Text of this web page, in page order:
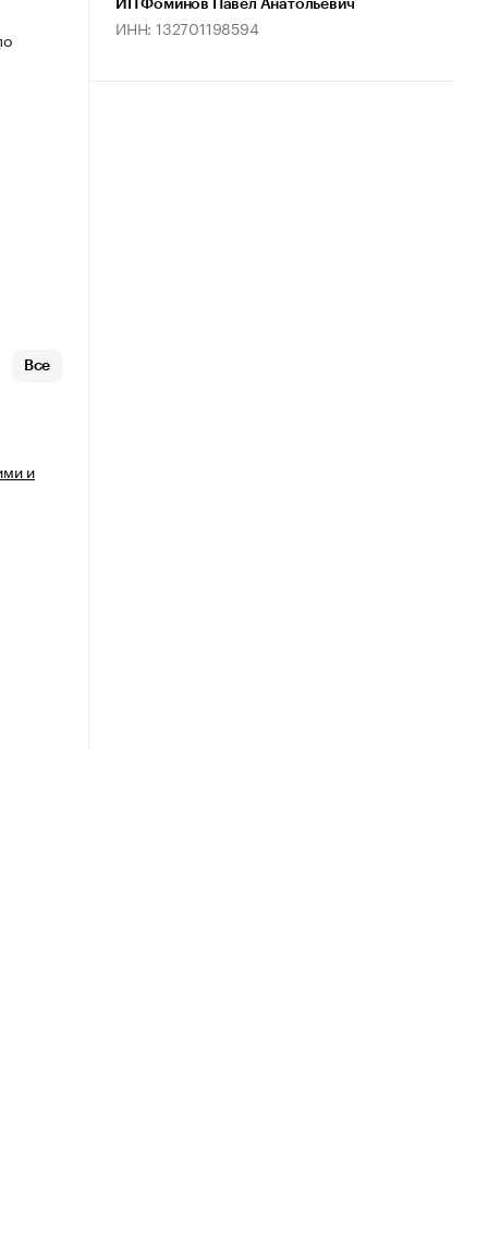
Все
и
ИП Фоминов Павел Анатольевич
ИНН: 132701198594